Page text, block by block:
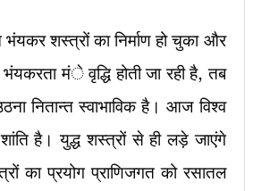
का निर्माण हो चुका और
मंे वृद्धि होती जा रही है, तब
नितान्त स्वाभाविक है। आज विश्व
है। युद्ध शस्त्रों से ही लड़े जाएंगे
का प्रयोग प्राणिजगत को रसातल